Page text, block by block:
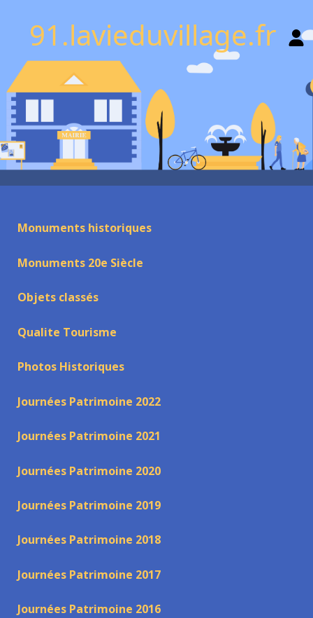
91.lavieduvillage.fr
Monuments historiques
Monuments 20e Siècle
Objets classés
Qualite Tourisme
Photos Historiques
Journées Patrimoine 2022
Journées Patrimoine 2021
Journées Patrimoine 2020
Journées Patrimoine 2019
Journées Patrimoine 2018
Journées Patrimoine 2017
Journées Patrimoine 2016